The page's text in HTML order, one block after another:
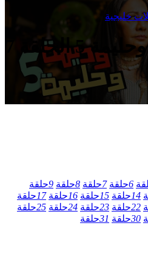
خليجية
6حلقة 7حلقة 8حلقة 9حلقة
14حلقة 15حلقة 16حلقة 17حلقة
22حلقة 23حلقة 24حلقة 25حلقة
30حلقة 31حلقة